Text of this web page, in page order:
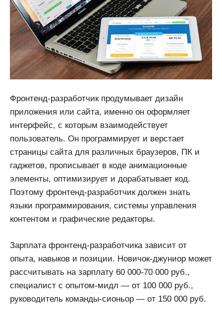
Фронтенд-разработчик продумывает дизайн
приложения или сайта, именно он оформляет
интерфейс, с которым взаимодействует
пользователь. Он программирует и верстает
страницы сайта для различных браузеров, ПК и
гаджетов, прописывает в коде анимационные
элементы, оптимизирует и дорабатывает код.
Поэтому фронтенд-разработчик должен знать
языки программирования, системы управления
контентом и графические редакторы.
Зарплата фронтенд-разработчика зависит от
опыта, навыков и позиции. Новичок-джуниор может
рассчитывать на зарплату 60 000-70 000 руб.,
специалист с опытом-мидл — от 100 000 руб.,
руководитель команды-сионьор — от 150 000 руб.